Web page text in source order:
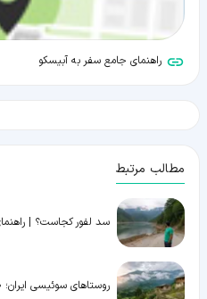
راهنمای جامع سفر به آبیسکو
مطالب مرتبط
سد لفور کجاست؟ |
روستاهای سوئیسی ایران؛ 10 مقصد شبیه آلپ برای سفر آرام